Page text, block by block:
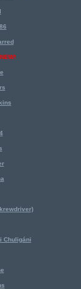
Chuligáni